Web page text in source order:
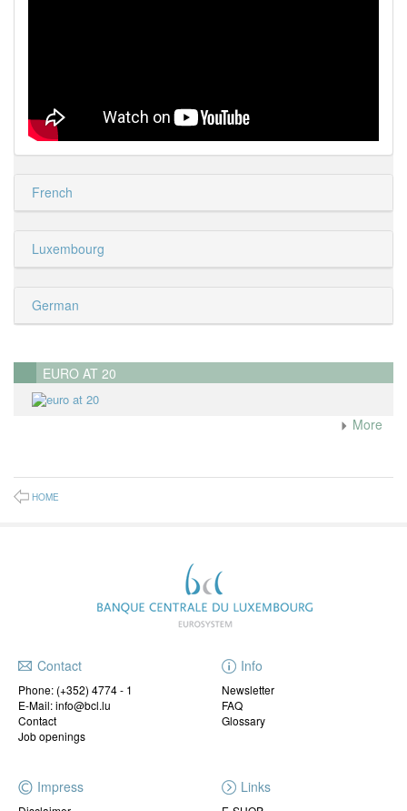
French
Luxembourg
German
EURO AT 20
More
HOME
Contact
Phone: (+352) 4774 - 1
E-Mail: info@bcl.lu
Contact
Job openings
Info
Newsletter
FAQ
Glossary
Impress Links